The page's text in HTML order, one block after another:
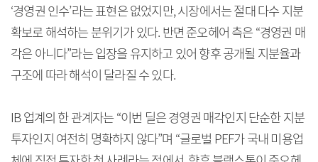
‘경영권 인수’라는 표현은 없었지만, 시장에서는 절대 다수 지분
확보로 해석하는 분위기가 있다. 반면 준오헤어 측은 “경영권 매
각은 아니다”라는 입장을 유지하고 있어 향후 공개될 지분율과
구조에 따라 해석이 달라질 수 있다.
IB 업계의 한 관계자는 “이번 딜은 경영권 매각인지 단순한 지분
투자인지 여전히 명확하지 않다”며 “글로벌 PEF가 국내 미용업